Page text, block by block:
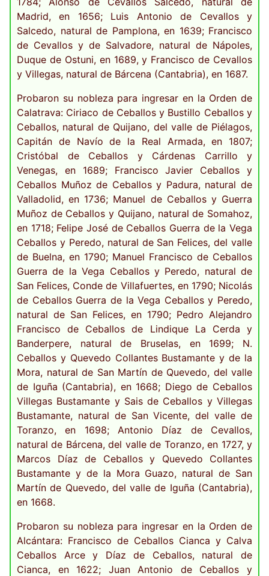
Madrid, en 1656; Luis Antonio de Cevallos y
Salcedo, natural de Pamplona, en 1639; Francisco
de Cevallos y de Salvadore, natural de Nápoles,
Duque de Ostuni, en 1689, y Francisco de Cevallos
y Villegas, natural de Bárcena (Cantabria), en 1687.
Probaron su nobleza para ingresar en la Orden de
Calatrava: Ciriaco de Ceballos y Bustillo Ceballos y
Ceballos, natural de Quijano, del valle de Piélagos,
Capitán de Navío de la Real Armada, en 1807;
Cristóbal de Ceballos y Cárdenas Carrillo y
Venegas, en 1689; Francisco Javier Ceballos y
Ceballos Muñoz de Ceballos y Padura, natural de
Valladolid, en 1736; Manuel de Ceballos y Guerra
Muñoz de Ceballos y Quijano, natural de Somahoz,
en 1718; Felipe José de Ceballos Guerra de la Vega
Ceballos y Peredo, natural de San Felices, del valle
de Buelna, en 1790; Manuel Francisco de Ceballos
Guerra de la Vega Ceballos y Peredo, natural de
San Felices, Conde de Villafuertes, en 1790; Nicolás
de Ceballos Guerra de la Vega Ceballos y Peredo,
natural de San Felices, en 1790; Pedro Alejandro
Francisco de Ceballos de Lindique La Cerda y
Banderpere, natural de Bruselas, en 1699; N.
Ceballos y Quevedo Collantes Bustamante y de la
Mora, natural de San Martín de Quevedo, del valle
de Iguña (Cantabria), en 1668; Diego de Ceballos
Villegas Bustamante y Sais de Ceballos y Villegas
Bustamante, natural de San Vicente, del valle de
Toranzo, en 1698; Antonio Díaz de Cevallos,
natural de Bárcena, del valle de Toranzo, en 1727, y
Marcos Díaz de Ceballos y Quevedo Collantes
Bustamante y de la Mora Guazo, natural de San
Martín de Quevedo, del valle de Iguña (Cantabria),
en 1668.
Probaron su nobleza para ingresar en la Orden de
Alcántara: Francisco de Ceballos Cianca y Calva
Ceballos Arce y Díaz de Ceballos, natural de
Cianca, en 1622; Juan Antonio de Ceballos y